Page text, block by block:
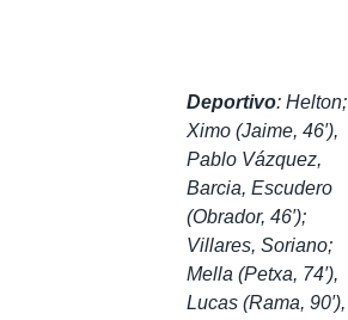
Deportivo: Helton;
Ximo (Jaime, 46′),
Pablo Vázquez,
Barcia, Escudero
(Obrador, 46′);
Villares, Soriano;
Mella (Petxa, 74′),
Lucas (Rama, 90′),